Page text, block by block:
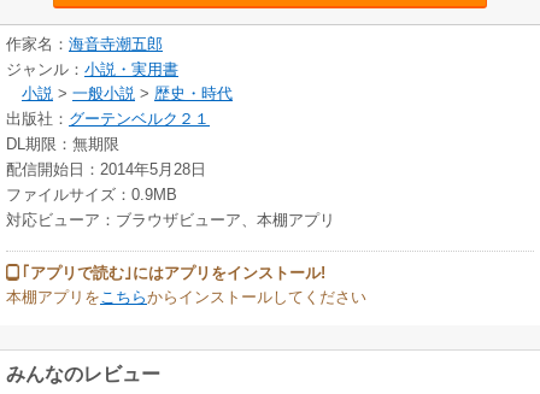
作家名： 海音寺潮五郎
ジャンル： 小説・実用書
小説 > 一般小説 > 歴史・時代
出版社： グーテンベルク２１
DL期限：無期限
配信開始日：2014年5月28日
ファイルサイズ：0.9MB
対応ビューア：ブラウザビューア、本棚アプリ
｢アプリで読む｣にはアプリをインストール!
本棚アプリをこちらからインストールしてください
みんなのレビュー